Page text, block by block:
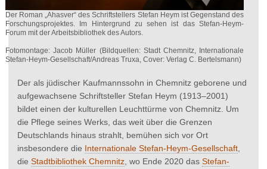
Der Roman „Ahasver“ des Schriftstellers Stefan Heym ist Gegenstand des
Forschungsprojektes. Im Hintergrund zu sehen ist das Stefan-Heym-
Forum mit der Arbeitsbibliothek des Autors.
Fotomontage: Jacob Müller (Bildquellen: Stadt Chemnitz, Internationale
Stefan-Heym-Gesellschaft/Andreas Truxa, Cover: Verlag C. Bertelsmann)
Der als jüdischer Kaufmannssohn in Chemnitz geborene und
aufgewachsene Schriftsteller Stefan Heym (1913–2001)
bildet einen der kulturellen Leuchttürme von Chemnitz. Um
die Pflege seines Werks, das weit über die Grenzen
Deutschlands hinaus strahlt, bemühen sich vor Ort
insbesondere die Internationale Stefan-Heym-Gesellschaft
die Stadtbibliothek Chemnitz , wo Ende 2020 das Stefan-